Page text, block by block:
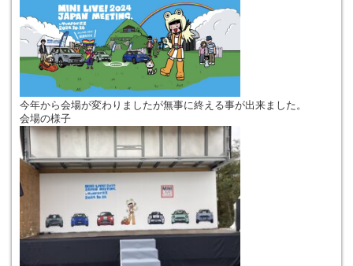
今年から会場が変わりましたが無事に終える事が出来ました。
会場の様子